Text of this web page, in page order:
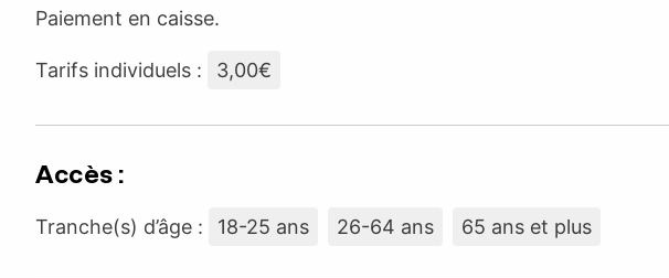
Paiement en caisse.
Tarifs individuels : 3,00€
Accès :
Tranche(s) d’âge : 18-25 ans 26-64 ans 65 ans et plus